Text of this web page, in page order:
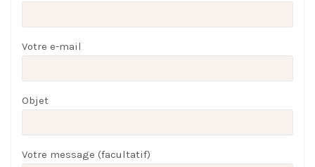
Votre e-mail
Objet
Votre message (facultatif)